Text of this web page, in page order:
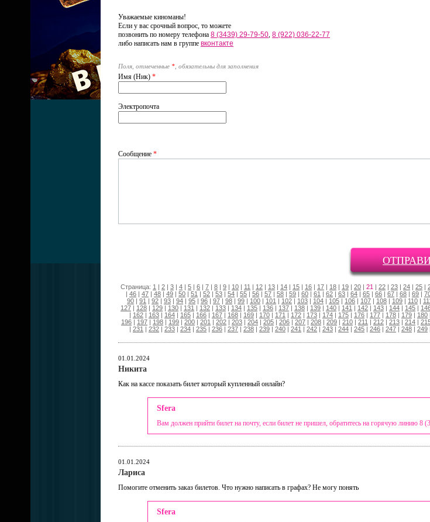
Уважаемые киноманы!
Если у вас срочный вопрос, то можете
позвонить по номеру телефона 8 (3439) 29-79-50, 8 (922) 036-22-77
либо написать нам в группе вконтакте
Поля, отмеченные * , обязательны для заполнения
Имя (Ник) *
Электропочта
Сообщение *
Страница: 1 | 2 | 3 | 4 | 5 | 6 | 7 | 8 | 9 | 10 | 11 | 12 | 13 | 14 | 15 | 16 | 17 | 18 | 19 | 20 | 21 | 22 | 23 | 24 | 25 |
| 46 | 47 | 48 | 49 | 50 | 51 | 52 | 53 | 54 | 55 | 56 | 57 | 58 | 59 | 60 | 61 | 62 | 63 | 64 | 65 | 66 | 67 | 68 | 69 |
90 | 91 | 92 | 93 | 94 | 95 | 96 | 97 | 98 | 99 | 100 | 101 | 102 | 103 | 104 | 105 | 106 | 107 | 108 | 109 | 110 |
127 | 128 | 129 | 130 | 131 | 132 | 133 | 134 | 135 | 136 | 137 | 138 | 139 | 140 | 141 | 142 | 143 | 144 | 145 |
| 162 | 163 | 164 | 165 | 166 | 167 | 168 | 169 | 170 | 171 | 172 | 173 | 174 | 175 | 176 | 177 | 178 | 179 | 180
196 | 197 | 198 | 199 | 200 | 201 | 202 | 203 | 204 | 205 | 206 | 207 | 208 | 209 | 210 | 211 | 212 | 213 | 214 |
| 231 | 232 | 233 | 234 | 235 | 236 | 237 | 238 | 239 | 240 | 241 | 242 | 243 | 244 | 245 | 246 | 247 | 248 | 249
01.01.2024
Никита
Как на кассе показать билет который купленный онлайн?
Sfera
Вам должен прийти билет на почту, если билет не пришел, обратитесь на горячую линию 8
01.01.2024
Лариса
Помогите отменить заказ билетов. Что нужно написать в графах? Не могу понять
Sfera